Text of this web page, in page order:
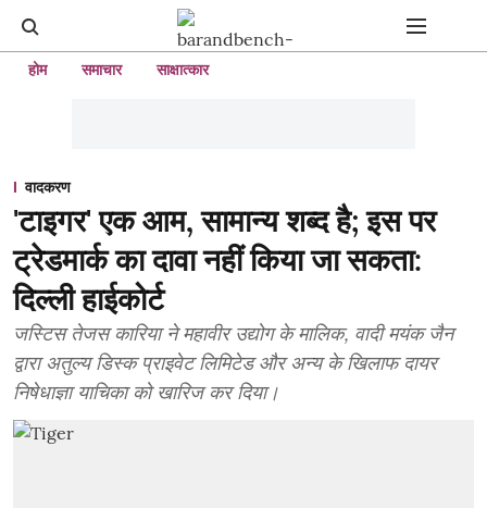
होम समाचार साक्षात्कार
वादकरण
'टाइगर' एक आम, सामान्य शब्द है; इस पर
ट्रेडमार्क का दावा नहीं किया जा सकता:
दिल्ली हाईकोर्ट
जस्टिस तेजस कारिया ने महावीर उद्योग के मालिक, वादी मयंक जैन
द्वारा अतुल्य डिस्क प्राइवेट लिमिटेड और अन्य के खिलाफ दायर
निषेधाज्ञा याचिका को खारिज कर दिया।